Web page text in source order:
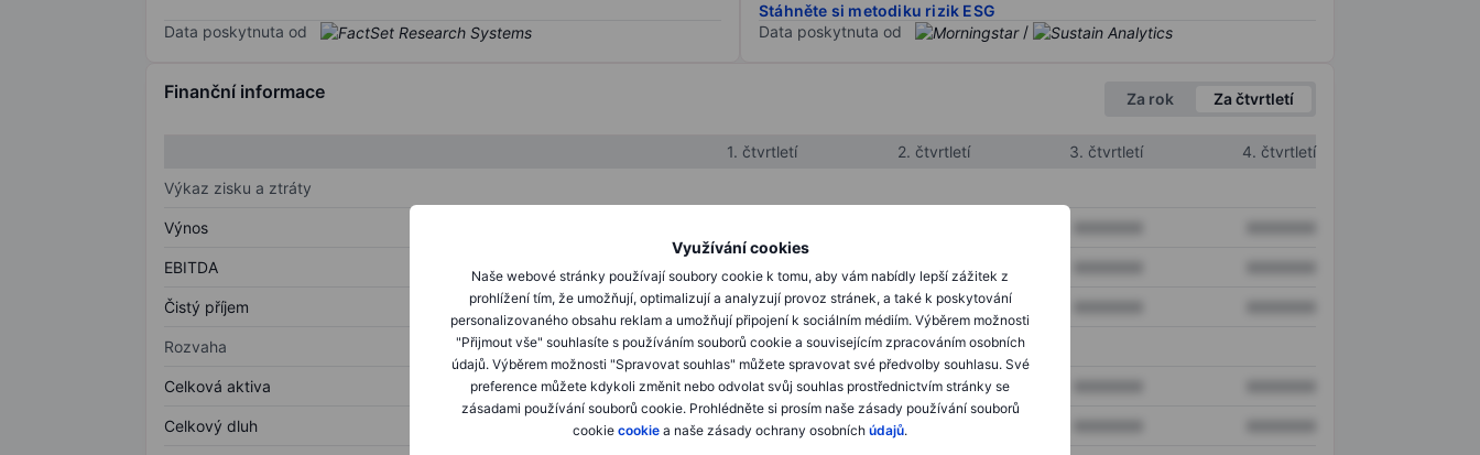
Využívání cookies
Naše webové stránky používají soubory cookie k tomu, aby vám nabídly lepší zážitek z
prohlížení tím, že umožňují, optimalizují a analyzují provoz stránek, a také k poskytování
personalizovaného obsahu reklam a umožňují připojení k sociálním médiím. Výběrem možnosti
"Přijmout vše" souhlasíte s používáním souborů cookie a souvisejícím zpracováním osobních
údajů. Výběrem možnosti "Spravovat souhlas" můžete spravovat své předvolby souhlasu. Své
preference můžete kdykoli změnit nebo odvolat svůj souhlas prostřednictvím stránky se
zásadami používání souborů cookie. Prohlédněte si prosím naše zásady používání souborů
cookie cookie a naše zásady ochrany osobních údajů.
Data poskytnuta od
Stáhněte si metodiku rizik ESG
Data poskytnuta od
/
Finanční informace Za rok Za čtvrtletí
1. čtvrtletí 2. čtvrtletí 3. čtvrtletí
4. čtvrtletí
Výkaz zisku a ztráty
Výnos
EBITDA XXXXXXX XXXXXXX
Čistý příjem XXXXXXX XXXXXXX
Rozvaha
Celková aktiva XXXXXXX XXXXXXX
Celkový dluh XXXXXXX XXXXXXX